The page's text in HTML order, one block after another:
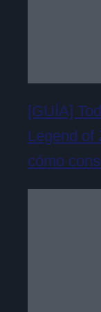
[GUÍA]
Legend of
cómo